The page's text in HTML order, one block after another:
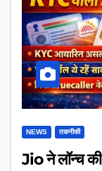
NEWS तकनीकी
Jio ने लॉन्च